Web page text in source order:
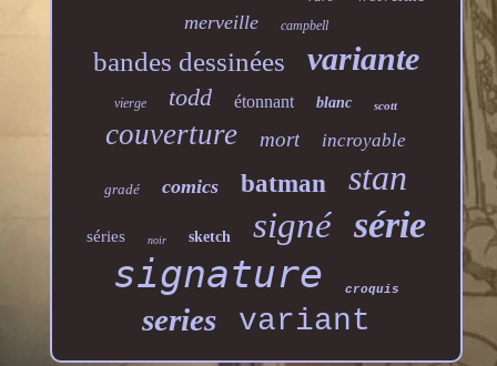
merveille campbell
bandes dessinées variante
vierge todd étonnant blanc scott
couverture mort incroyable
gradé comics batman stan
séries noir sketch signé série
signature croquis
series variant